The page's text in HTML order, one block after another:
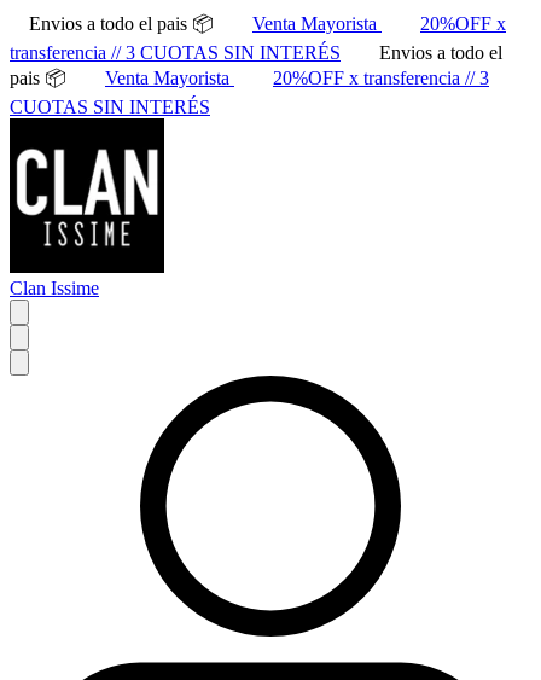
Envios a todo el pais 📦 Venta Mayorista
20%OFF x
transferencia // 3 CUOTAS SIN INTERÉS
Envios a todo el
pais 📦
Venta Mayorista
20%OFF x transferencia // 3
CUOTAS SIN INTERÉS
Clan Issime